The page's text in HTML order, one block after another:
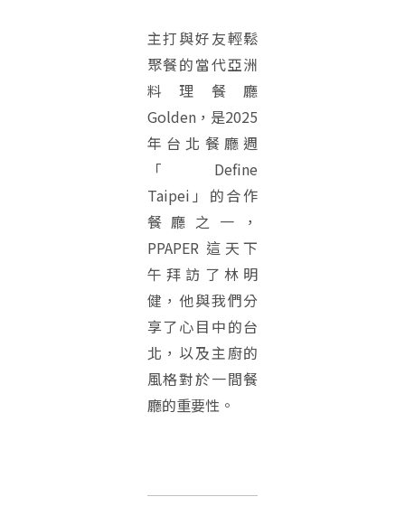
主打與好友輕鬆
聚餐的當代亞洲
料理餐廳
Golden，是2025
年台北餐廳週
「Define
Taipei」的合作
餐廳之一，
PPAPER 這天下
午拜訪了林明
健，他與我們分
享了心目中的台
北，以及主廚的
風格對於一間餐
廳的重要性。